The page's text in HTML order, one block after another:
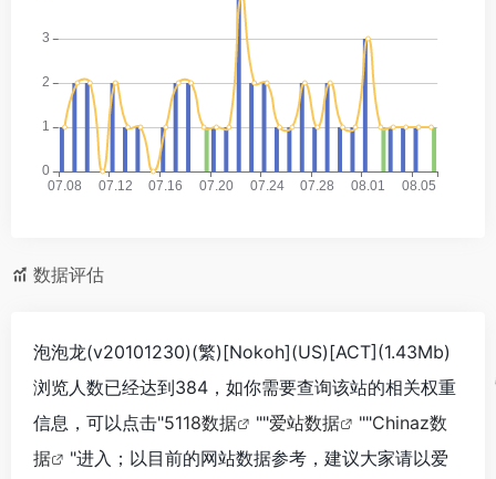
数据评估
泡泡龙(v20101230)(繁)[Nokoh](US)[ACT](1.43Mb)
浏览人数已经达到384，如你需要查询该站的相关权重
信息，可以点击"5118数据 ""爱站数据 ""Chinaz数
据
"进入；以目前的网站数据参考，建议大家请以爱